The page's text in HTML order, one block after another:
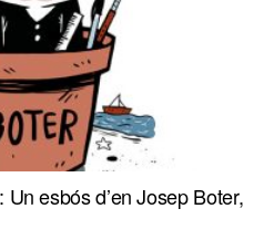
esbós d’en Josep Boter,